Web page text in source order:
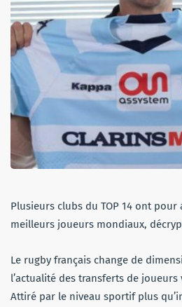
Plusieurs clubs du TOP 14 ont
meilleurs joueurs mondiaux,
Le rugby français change de
l’actualité des transferts de joueurs
Attiré par le niveau sportif plus